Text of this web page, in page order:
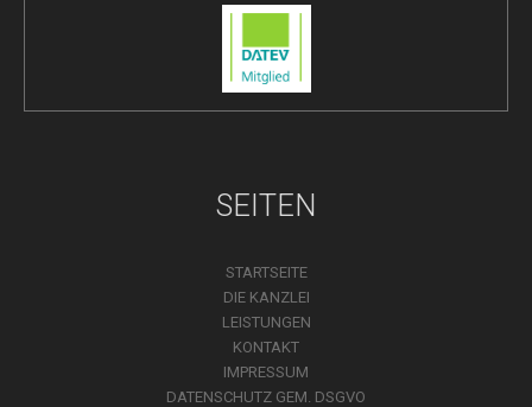
SEITEN
STARTSEITE
DIE KANZLEI
LEISTUNGEN
KONTAKT
IMPRESSUM
DATENSCHUTZ GEM. DSGVO